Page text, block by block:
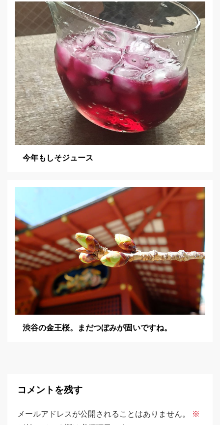
今年もしそジュース
渋谷の金王桜。まだつぼみが固いですね。
コメントを残す
メールアドレスが公開されることはありません。
※